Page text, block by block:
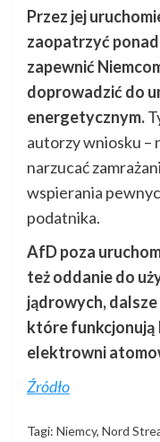
Przez jej
zaopatrzyć
zapewnić
doprowadzić do
energetycznym.
autorzy wniosku –
narzucać
wspierania
podatnika.
AfD poza
też oddanie do
jądrowych,
które funkcjonują
elektrowni
Źródło
Tagi: Niemcy, Nord